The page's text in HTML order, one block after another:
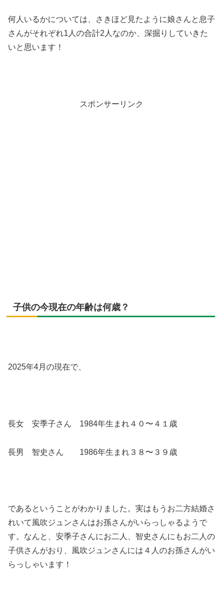
何人いるかについては、さきほど見たように娘さんと息子
さんがそれぞれ1人の合計2人なのか、深掘りしていきた
いと思います！
スポンサーリンク
子供の今現在の年齢は何歳？
2025年4月の現在で、
長女 安季子さん 1984年生まれ４０〜４１歳
長男 智史さん 1986年生まれ３８〜３９歳
であるということがわかりました。実はもうお二方結婚さ
れいて風吹ジュンさんはお孫さんがいらっしゃるようで
す。なんと、安季子さんにお二人、智史さんにもお二人の
子供さんがおり、風吹ジュンさんには４人のお孫さんがい
らっしゃいます！